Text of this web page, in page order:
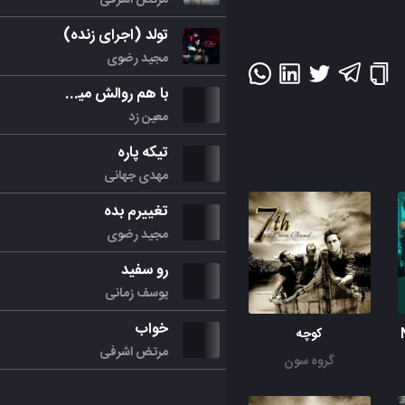
کوچه
گروه سون
تولد (اجرای زنده)
مجید رضوی
با هم روالش میکنیم
معین زد
تیکه پاره
مهدی جهانی
تغییرم بده
مجید رضوی
رو سفید
یوسف زمانی
خواب
مرتض اشرفی